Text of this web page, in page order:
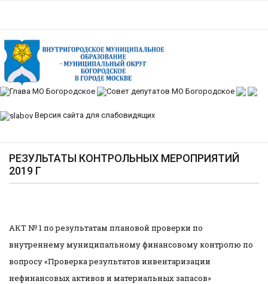
Версия сайта для слабовидящих
РЕЗУЛЬТАТЫ КОНТРОЛЬНЫХ МЕРОПРИЯТИЙ
2019 Г
АКТ № 1 по результатам плановой проверки по
внутреннему муниципальному финансовому контролю по
вопросу «Проверка результатов инвентаризации
нефинансовых активов и материальных запасов»